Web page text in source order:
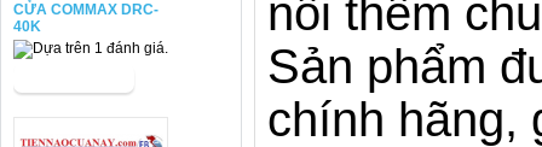
CỬA COMMAX DRC-
40K
nối thêm
Sản phẩm
chính hãng,